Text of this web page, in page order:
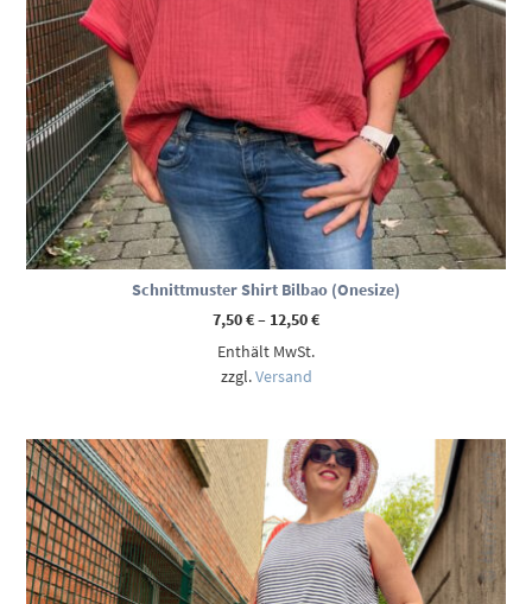
Schnittmuster Shirt Bilbao (Onesize)
7,50€– 12,50€Preisspanne:
Enthält MwSt.
zzgl.Versand